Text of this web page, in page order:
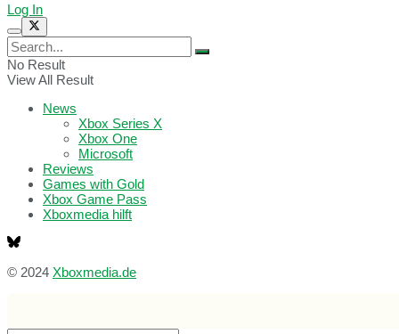
Log In
No Result
View All Result
News
Xbox Series X
Xbox One
Microsoft
Reviews
Games with Gold
Xbox Game Pass
Xboxmedia hilft
© 2024 Xboxmedia.de